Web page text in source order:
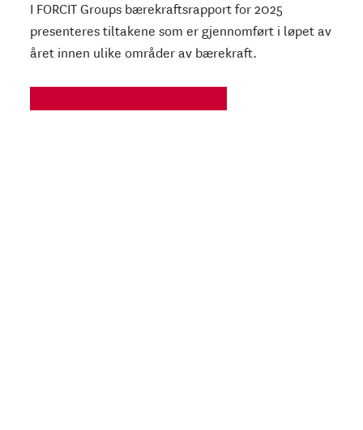
I FORCIT Groups bærekraftsrapport for 2025
presenteres tiltakene som er gjennomført i løpet av
året innen ulike områder av bærekraft.